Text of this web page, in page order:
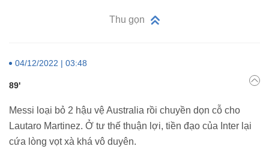
Thu gọn
04/12/2022 | 03:48
89'
Messi loại bỏ 2 hậu vệ Australia rồi chuyền dọn cỗ cho
Lautaro Martinez. Ở tư thế thuận lợi, tiền đạo của Inter lại
cứa lòng vọt xà khá vô duyên.